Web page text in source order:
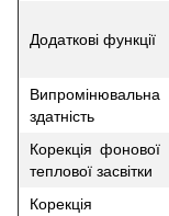
Додаткові функції
Випромінювальна
здатність
Корекція фонової
теплової засвітки
Корекція